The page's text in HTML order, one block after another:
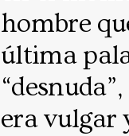
hombre
última
era vulgar